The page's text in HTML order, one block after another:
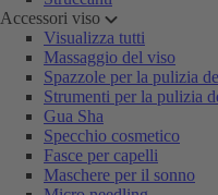
Accessori viso
Visualizza tutti
Massaggio del viso
Spazzole per la pulizia
Strumenti per la pulizia
Gua Sha
Specchio cosmetico
Fasce per capelli
Maschere per il sonno